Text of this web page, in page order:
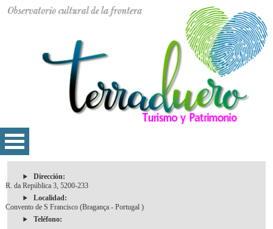
Dirección:
R. da República 3, 5200-233
Localidad:
Convento de S Francisco (Bragança - Portugal )
Teléfono: